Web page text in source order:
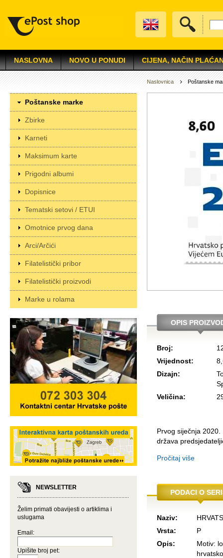
NASLOVNA NOVO U PONUDI CIJENA, NAČIN
Poštanske marke
Zbirke
Karneti
Maksimum karte
Prigodni albumi
Dopisnice
Tematski setovi / ETUI
Omotnice prvog dana
Arci/Arčići
Filatelistički pribor
Filatelistički proizvodi
Marke u rolama
NEWSLETTER
Želim primati obavijesti o artiklima i
uslugama
Email:
Upišite broj pet:
Naslovnica Poštanske
OPIS
Broj:
Vrijednost:
Dizajn:
Veličina:
Prvog siječnja
država
Pročitaj više
PODACI O
Naziv:
Vrsta:
P
Opis:
Motiv: